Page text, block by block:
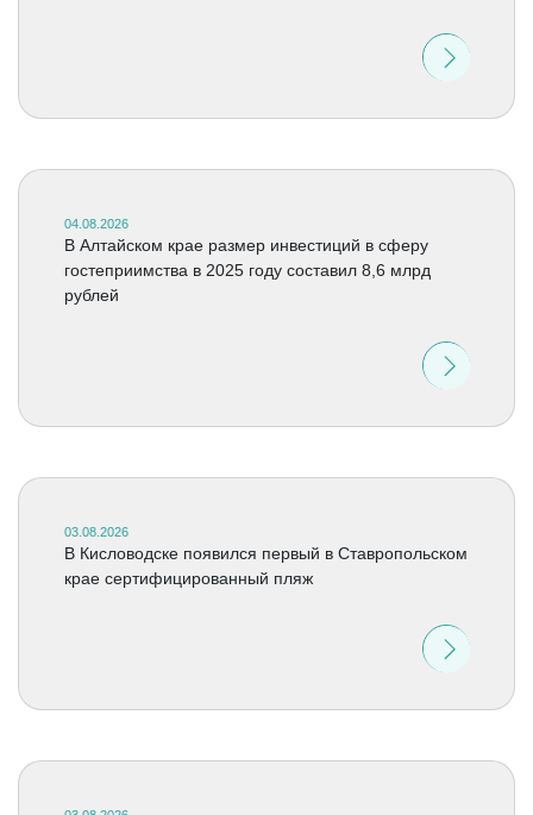
04.08.2026
В Алтайском крае размер инвестиций в сферу
гостеприимства в 2025 году составил 8,6 млрд
рублей
03.08.2026
В Кисловодске появился первый в Ставропольском
крае сертифицированный пляж